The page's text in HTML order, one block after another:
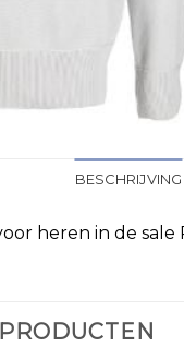
BESCHRIJVING
heren in de sale